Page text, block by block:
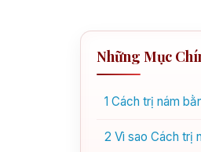
Những Mục
1 Cách trị nám
2 Vì sao Cách trị